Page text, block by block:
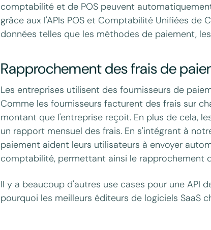
comptabilité et de POS peuvent
grâce aux l'APIs POS et Comptabilité Unifiées de
données telles que les méthodes de paiement,
Rapprochement des frais de
Les entreprises utilisent des fournisseurs de
Comme les fournisseurs facturent des frais sur
montant que l'entreprise reçoit. En plus de cela,
un rapport mensuel des frais. En s'intégrant à
paiement aident leurs utilisateurs à envoyer
comptabilité, permettant ainsi le rapprochement
Il y a beaucoup d'autres use cases pour une API
pourquoi les meilleurs éditeurs de logiciels SaaS